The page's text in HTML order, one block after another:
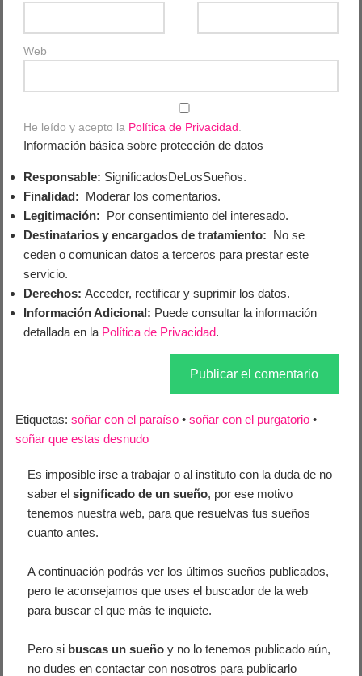
Web
He leído y acepto la Política de Privacidad
Información básica sobre protección de datos
Responsable: SignificadosDeLosSueños.
Finalidad: Moderar los comentarios.
Legitimación: Por consentimiento del interesado.
Destinatarios y encargados de tratamiento: No se
ceden o comunican datos a terceros para prestar este
servicio.
Derechos: Acceder, rectificar y suprimir los datos.
Información Adicional: Puede consultar la información
detallada en la Política de Privacidad.
Etiquetas:soñar con el paraíso •soñar con el purgatorio •
soñar que estas desnudo
Es imposible irse a trabajar o al instituto con la duda de no
saber elsignificado de un sueño, por ese motivo
tenemos nuestra web, para que resuelvas tus sueños
cuanto antes.
A continuación podrás ver los últimos sueños publicados,
pero te aconsejamos que uses el buscador de la web
para buscar el que más te inquiete.
Pero si buscas un sueño y no lo tenemos publicado aún,
no dudes en contactar con nosotros para publicarlo